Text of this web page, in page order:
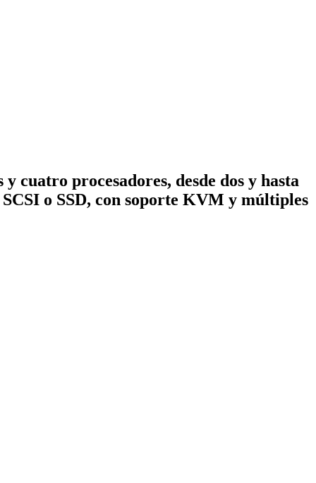
cuatro procesadores, desde dos y hasta
o SSD, con soporte KVM y múltiples